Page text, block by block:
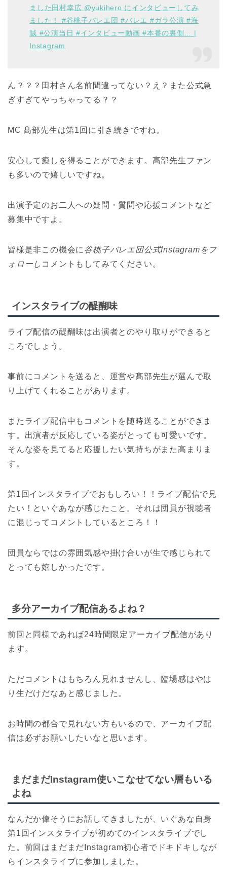
ました田村幸広 @yukihero にインタビューしてみ
ました！ #谷桃子バレエ団 #バレエ #ガラ公演 #海
賊 #公演当日 #インタビュー動画 #本番の裏側… |
Instagram
ん？？？田村さん名前間違ってない？え？また公式急
ぎすぎてやっちゃってる？？
MC 髙部先生は第1回に引き続きですね。
安心して癒しを得ることができます。髙部先生ファン
も多いので嬉しいですね。
出演予定のお二人への疑問・質問や応援コメントなど
募集中ですよ。
皆様是非この機会に 谷桃子バレエ団公式Instagramをフ
ォローし コメントもしてみてください。
インスタライブの醍醐味
ライブ配信の醍醐味は出演者とのやり取りができると
ころでしょう。
事前にコメントを送ると、運営や髙部先生が選んで取
り上げてくれることがあります。
またライブ配信中もコメントを随時送ることができま
す。出演者が反応している姿がとっても可愛いです。
そんな姿を見てると応援したい気持ちがまた高まりま
す。
第1回インスタライブでおもしろい！！ライブ配信で見
たい！といぐあなが感じたこと。それは団員が視聴者
に混じってコメントしているところ！！
団員ならではの雰囲気感や掛け合いが生で感じられて
とっても嬉しかったです。
多分アーカイブ配信あるよね？
前回と同様であれば24時間限定アーカイブ配信があり
ます。
ただコメントはもちろん見れませんし、臨場感はやは
り生だけだなあと感じました。
お時間の都合で見れない方もいるので、アーカイブ配
信は必ずお願いしたいなと思います。
まだまだInstagram使いこなせてない層もいる
よね
なんだか偉そうにお話してきましたが、いぐあな自身
第1回インスタライブが初めてのインスタライブでし
た。前回はまだまだInstagram初心者でドキドキしなが
らインスタライブに参加しました。